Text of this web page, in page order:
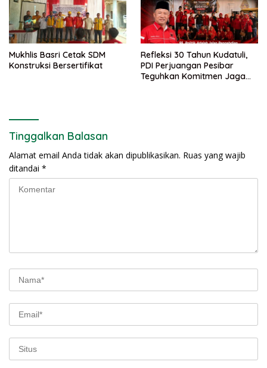
Mukhlis Basri Cetak SDM
Konstruksi Bersertifikat
Refleksi 30 Tahun Kudatuli,
PDI Perjuangan Pesibar
Teguhkan Komitmen Jaga
Tinggalkan Balasan
Alamat email Anda tidak akan dipublikasikan. Ruas yang wajib
ditandai *